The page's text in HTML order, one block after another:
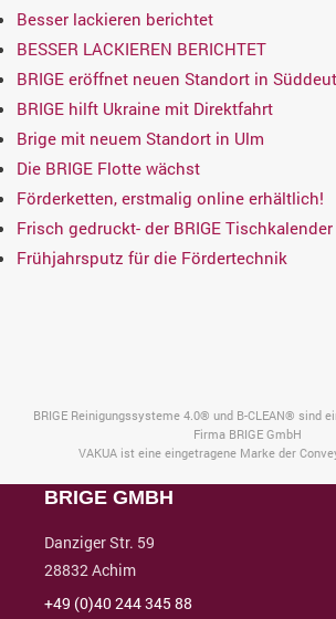
Besser lackieren berichtet
BESSER LACKIEREN BERICHTET
BRIGE eröffnet neuen Standort in
BRIGE hilft Ukraine mit Direktfahrt
Brige mit neuem Standort in Ulm
Die BRIGE Flotte wächst
Förderketten, erstmalig online erhältlich!
Frisch gedruckt- der BRIGE
Frühjahrsputz für die Fördertechnik
BRIGE Reinigungssysteme 4.0® und B-CLEAN® sind
Firma BRIGE GmbH
VAKUA ist eine eingetragene Marke der
BRIGE GMBH
Danziger Str. 59
28832 Achim
+49 (0)40 244 345 88